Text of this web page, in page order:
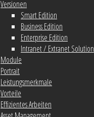
Versionen
Smart Edition
Business Edition
Enterprise Edition
Intranet / Extranet Solution
Module
Portrait
Leistungsmerkmale
Vorteile
Effizientes Arbeiten